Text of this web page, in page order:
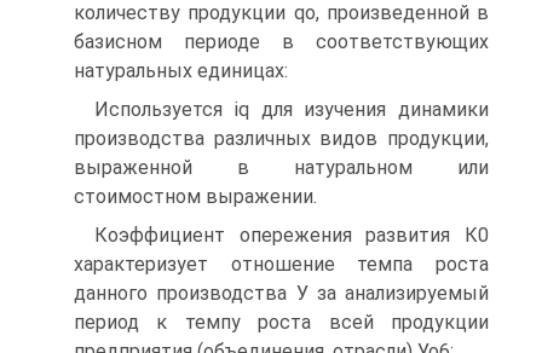
количеству продукции qo, произведенной в
базисном периоде в соответствующих
натуральных единицах:
Используется iq для изучения динамики
производства различных видов продукции,
выраженной в натуральном или
стоимостном выражении.
Коэффициент опережения развития К0
характеризует отношение темпа роста
данного производства У за анализируемый
период к темпу роста всей продукции